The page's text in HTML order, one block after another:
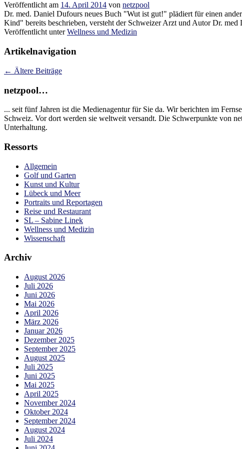
Veröffentlicht am 14. April 2014 von netzpool
Dr. med. Daniel Dufours neues Buch "Wut ist gut!" plädiert für einen
Kind" bereits beschrieben, versteht der Schweizer Arzt und Autor Dr.
Veröffentlicht unter Wellness und Medizin
Artikelnavigation
← Ältere Beiträge
netzpool…
... seit fünf Jahren ist die Medienagentur für Sie da. Wir berichten im
Schweiz. Vor dort werden sie weltweit versandt. Die Schwerpunkte von
Unterhaltung.
Ressorts
Allgemein
Golf und Garten
Kunst und Kultur
Lübeck und Meer
Portraits und Reportagen
Reise und Restaurant
SL – Sabine Linek
Wellness und Medizin
Wissenschaft
Archiv
August 2026
Juli 2026
Juni 2026
Mai 2026
April 2026
März 2026
Januar 2026
Dezember 2025
September 2025
August 2025
Juli 2025
Juni 2025
Mai 2025
April 2025
November 2024
Oktober 2024
September 2024
August 2024
Juli 2024